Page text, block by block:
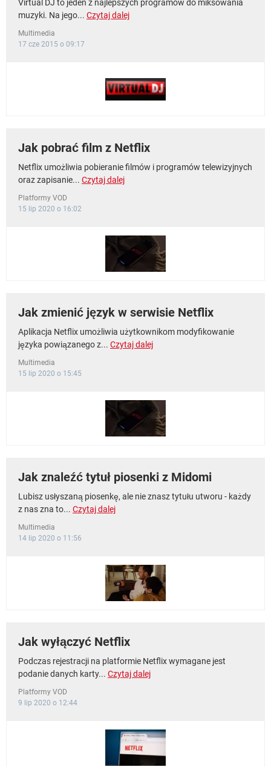
Virtual DJ to jeden z najlepszych programów do miksowania
muzyki. Na jego... Czytaj dalej
Multimedia
17 cze 2015 o 09:17
Jak pobrać film z Netflix
Netflix umożliwia pobieranie filmów i programów telewizyjnych
oraz zapisanie... Czytaj dalej
Platformy VOD
15 lip 2020 o 16:02
Jak zmienić język w serwisie Netflix
Aplikacja Netflix umożliwia użytkownikom modyfikowanie
języka powiązanego z... Czytaj dalej
Multimedia
15 lip 2020 o 15:45
Jak znaleźć tytuł piosenki z Midomi
Lubisz usłyszaną piosenkę, ale nie znasz tytułu utworu - każdy
z nas zna to... Czytaj dalej
Multimedia
14 lip 2020 o 11:56
Jak wyłączyć Netflix
Podczas rejestracji na platformie Netflix wymagane jest
podanie danych karty... Czytaj dalej
Platformy VOD
9 lip 2020 o 12:44